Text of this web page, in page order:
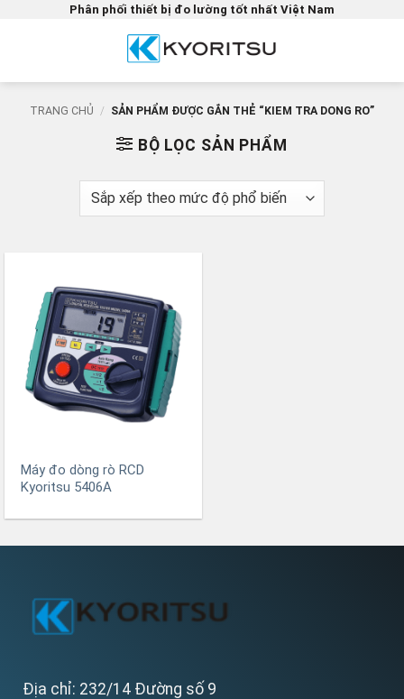
dung
Phân phối thiết bị đo lường tốt nhất Việt Nam
TRANG CHỦ / SẢN PHẨM ĐƯỢC GẮN THẺ “KIEM TRA DONG RO”
BỘ LỌC SẢN PHẨM
Máy đo dòng rò RCD
Kyoritsu 5406A
Địa chỉ: 232/14 Đường số 9